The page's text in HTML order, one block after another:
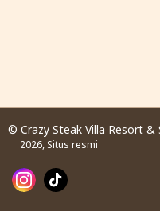
© Crazy Steak Villa Resort &
2026, Situs resmi